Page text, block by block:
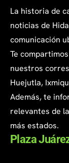
La historia de
noticias de
comunicación
Te
nuestros
Huejutla,
Además, te
relevantes de
más estados.
Plaza